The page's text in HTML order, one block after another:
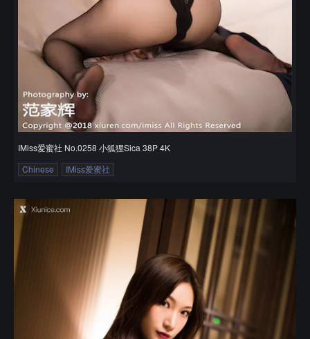
IMiss爱蜜社 No.0258 小狐狸Sica 38P 4K
Chinese
IMiss爱蜜社